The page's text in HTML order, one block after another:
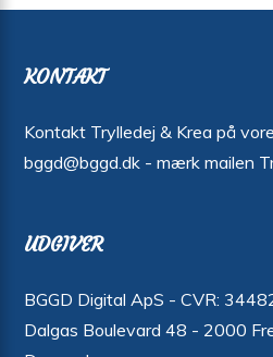
KONTAKT
Kontakt Trylledej & Krea på
bggd@bggd.dk - mærk mailen
UDGIVER
BGGD Digital ApS - CVR:
Dalgas Boulevard 48 - 2000